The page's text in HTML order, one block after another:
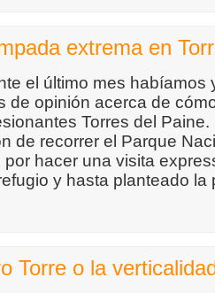
extrema en
el último mes habíamos
de opinión acerca de
Torres del
de recorrer el Parque
hacer una visita
y hasta planteado la
Torre o la